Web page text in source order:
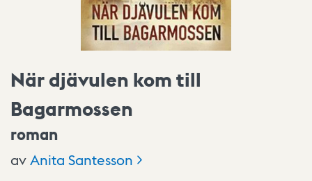
När djävulen kom till
Bagarmossen
roman
avAnita Santesson